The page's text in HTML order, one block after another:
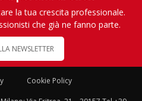
la tua crescita professionale.
che già ne fanno parte.
NEWSLETTER
Cookie Policy